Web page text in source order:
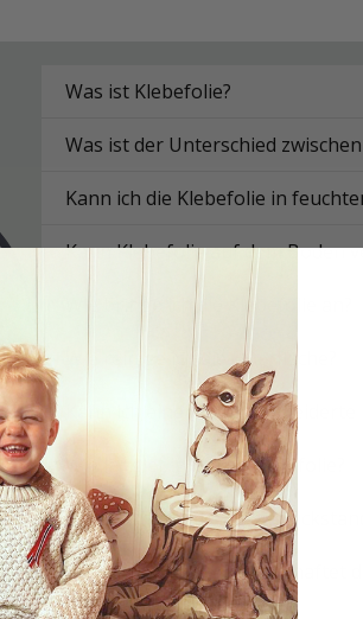
Was ist Klebefolie?
Was ist der Unterschied
Kann ich die Klebefolie in
Kann Klebefolie auf dem Boden
Wie bringe ich die Klebefolie an?
Wie reinige ich die Oberfläche?
Kann ich eine maßgeschneiderte
Wie langlebig ist die Klebefolie?
Lässt sich die Klebefolie
Auf welchen Oberflächen haftet